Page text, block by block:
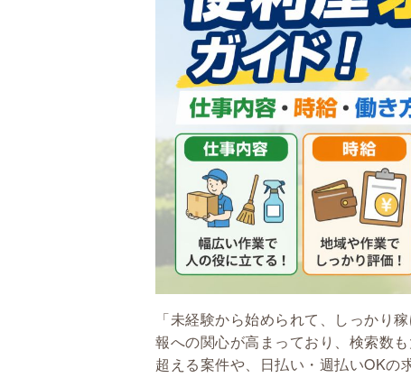
「未経験から始められて、しっかり
報への関心が高まっており、検索数
超える案件や、日払い・週払いOKの